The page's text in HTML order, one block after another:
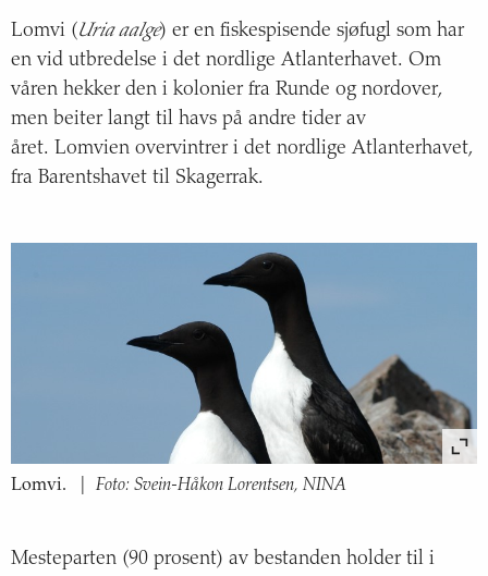
Konsekvenser
Om havindikatoren
Krykkje i Norskehavet
Lunde i Norskehavet
Toppskarv i Norskehavet
Ærfugl i Norskehavet
Lomvi (Uria aalge) er en fiskespisende sjøfugl som har
en vid utbredelse i det nordlige Atlanterhavet. Om
våren hekker den i kolonier fra Runde og nordover,
men beiter langt til havs på andre tider av
året. Lomvien overvintrer i det nordlige Atlanterhavet,
fra Barentshavet til Skagerrak.
Lomvi. Foto: Svein-Håkon Lorentsen, NINA
Mesteparten (90 prosent) av bestanden holder til i